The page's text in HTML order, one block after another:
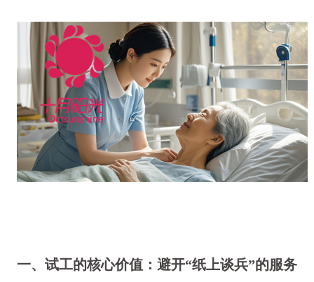
一、试工的核心价值：避开“纸上谈兵”的服务